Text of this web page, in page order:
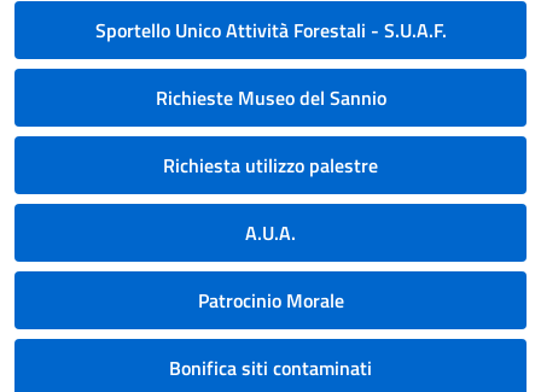
Sportello Unico Attività Forestali - S.U.A.F.
Richieste Museo del Sannio
Richiesta utilizzo palestre
A.U.A.
Patrocinio Morale
Bonifica siti contaminati